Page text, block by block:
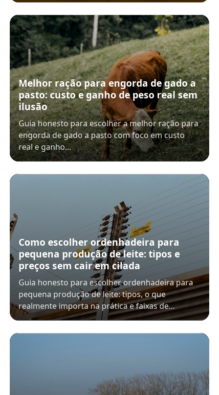
Melhor ração para engorda de gado a
pasto: custo e ganho de peso real sem
ilusão
Guia honesto para escolher a melhor ração para
engorda de gado a pasto com foco em custo
real e ganho…
Como escolher ordenhadeira para
pequena produção de leite: tipos e
preços sem cair em cilada
Guia honesto para escolher ordenhadeira para
pequena produção de leite: tipos, o que
realmente importa na prática e faixas de…